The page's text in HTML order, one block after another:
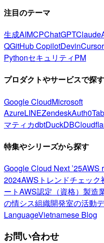
注目のテーマ
生成AIMCPChatGPTClaude
QGitHub CopilotDevinCursor
PythonセキュリティPM
プロダクトやサービスで探す
Google CloudMicrosoft
AzureLINEZendeskAuth0
マティカdbtDuckDB
特集やシリーズから探す
Google Cloud Next ’25AWS
2024AWSトレンドチェック
ートAWS認定（資格） 製造
の情シス組織開発室の活動
LanguageVietnamese Blog
お問い合わせ